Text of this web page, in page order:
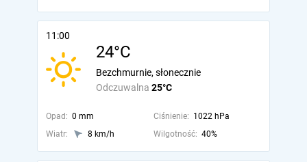
11:00
24°C
Odczuwalna 25°C
Bezchmurnie, słonecznie
Opad: 0 mm Ciśnienie: 1022 hPa
Wiatr:
8 km/h Wilgotność: 40%